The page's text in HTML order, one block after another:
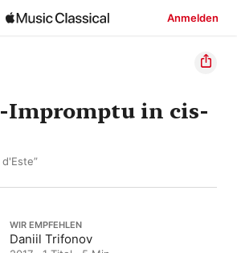
Anmelden
Impromptu in cis-
d'Este”
WIR EMPFEHLEN
Daniil Trifonov